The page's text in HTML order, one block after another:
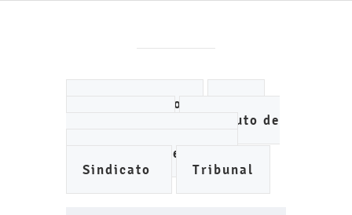
Ayuntamiento
Instituto de
Organismo de Agua
Sindicato
Tribunal